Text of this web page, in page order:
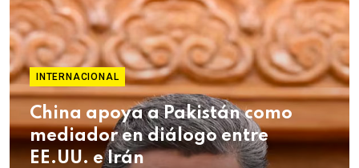
INTERNACIONAL
China apoya a Pakistán como
mediador en diálogo entre
EE.UU. e Irán